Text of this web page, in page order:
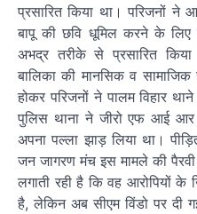
प्रसारित किया था। परिजनों ने
बापू की छवि धूमिल करने के लिए
अभद्र तरीके से प्रसारित
बालिका की मानसिक व
होकर परिजनों ने पालम विहार
पुलिस थाना ने जीरो एफ आई
अपना पल्ला झाड़ लिया था।
जन जागरण मंच इस मामले की
लगाती रही है कि वह आरोपियों के
है, लेकिन अब सीएम विंडो पर दी